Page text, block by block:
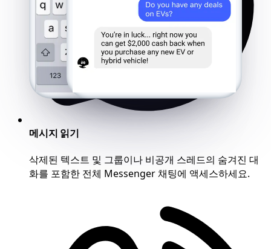
메시지 읽기
삭제된 텍스트 및 그룹이나 비공개 스레드의 숨겨진 대
화를 포함한 전체 Messenger 채팅에 액세스하세요.